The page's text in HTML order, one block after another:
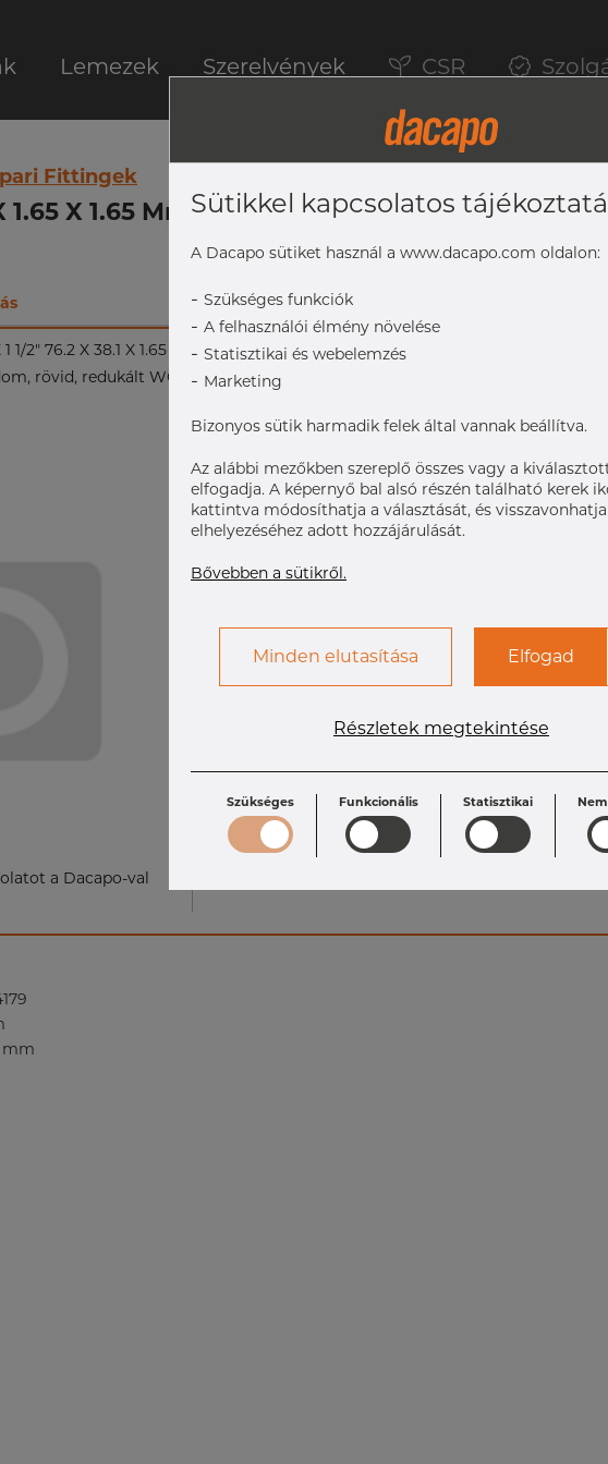
Lemezek Szerelvények CSR
Fittingek
1.65 X 1.65 Mm - T-Idom, Rövid, Redukált WCW,
1 1/2" 76.2 X 38.1 X 1.65 X 1.65 mm
rövid, redukált WCW, 316L, ASME BPE, DT-4.1.2-7 (DT14), 38,1, SF4, Ra max.
a Dacapo-val
C: 54.0 mm
Size OD2 x T2:
38.1 x 1.
B: 85.7 mm
Size: 3" x 1 1_2
Size OD x T: 76.2 x
mm
Sütikkel kapcsolatos
A Dacapo sütiket használ a www.dacapo.com oldalon:
- Szükséges funkciók
- A felhasználói élmény növelése
- Statisztikai és webelemzés
- Marketing
Bizonyos sütik harmadik felek által vannak beállítva.
Az alábbi mezőkben szereplő összes vagy a
elfogadja. A képernyő bal alsó részén található kerek
kattintva módosíthatja a választását, és
elhelyezéséhez adott hozzájárulását.
Bővebben a sütikről.
Minden elutasítása Elfogad
Részletek megtekintése
Szükséges Funkcionális Statisztikai